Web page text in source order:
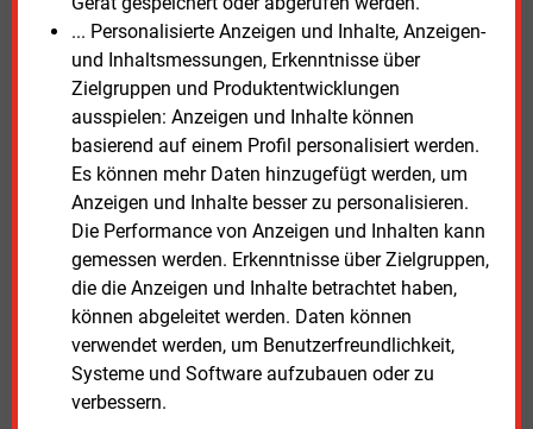
... Personalisierte Anzeigen und Inhalte, Anzeigen-
und Inhaltsmessungen, Erkenntnisse über
Zielgruppen und Produktentwicklungen
ausspielen: Anzeigen und Inhalte können
basierend auf einem Profil personalisiert werden.
Es können mehr Daten hinzugefügt werden, um
Anzeigen und Inhalte besser zu personalisieren.
Die Performance von Anzeigen und Inhalten kann
gemessen werden. Erkenntnisse über Zielgruppen,
die die Anzeigen und Inhalte betrachtet haben,
können abgeleitet werden. Daten können
verwendet werden, um Benutzerfreundlichkeit,
Systeme und Software aufzubauen oder zu
verbessern.
fortschrittliche Biokraftstoffe ein wichtiger Schritt zur
Reduzierung von Betrugsanreizen sei. Die
Möglichkeit behördlicher Kontrollen in
Produktionsanlagen solle nach dem Entwurf jedoch
erst ab 2027 greifen. Der Bundestag sollte dafür
sorgen, dass diese Regelung möglichst frühzeitig
angewendet werde, um seriöse Unternehmen zu
schützen, sagte Baumann.
DasPositionspapiersteht hier zum Download zur
Verfügung.
Dienstag, 24.02.2026, 11:07 Uhr
Fritz Wilhelm